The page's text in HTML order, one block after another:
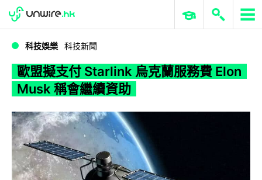
WWDC 2026 ERP 與商業 AI
科技娛樂 科技新聞
歐盟擬支付 Starlink 烏克蘭服務費 Elon
Musk 稱會繼續資助